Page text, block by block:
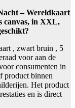
– Wereldkaart
canvas, in XXL,
, zwart bruin , 5
voor aan de
consumenten in
product binnen
Het product
en is direct